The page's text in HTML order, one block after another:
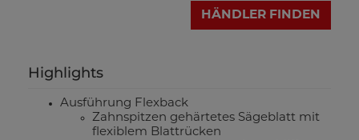
HÄNDLER FINDEN
Highlights
Ausführung Flexback
Zahnspitzen gehärtetes Sägeblatt mit
flexiblem Blattrücken